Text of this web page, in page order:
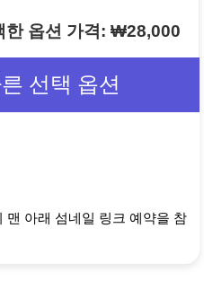
한 옵션 가격: ₩28,000
선택 옵션
아래 섬네일 링크 예약을 참